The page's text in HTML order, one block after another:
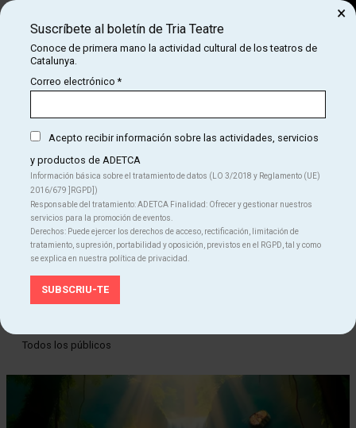
Buscar
CARTELERA
TARZÁN, EL MUSICAL
Del JU 11.06.26 al DO 14.06.26
Teatre Apolo
Duración:120 min
Familiar Musical Teatro
Idiomas
Castellano
Todos los públicos
Suscríbete al boletín de Tria Teatre
Conoce de primera mano la actividad cultural de los teatros de
Catalunya.
Correo electrónico*
Acepto recibir información sobre las actividades, servicios
y productos de ADETCA
Información básica sobre el tratamiento de datos (LO 3/2018 y Reglamento (UE)
2016/679 ]RGPD])
Responsable del tratamiento: ADETCA Finalidad: Ofrecer y gestionar nuestros
servicios para la promoción de eventos.
Derechos: Puede ejercer los derechos de acceso, rectificación, limitación de
tratamiento, supresión, portabilidad y oposición, previstos en el RGPD, tal y como
se explica en nuestra política de privacidad.
×